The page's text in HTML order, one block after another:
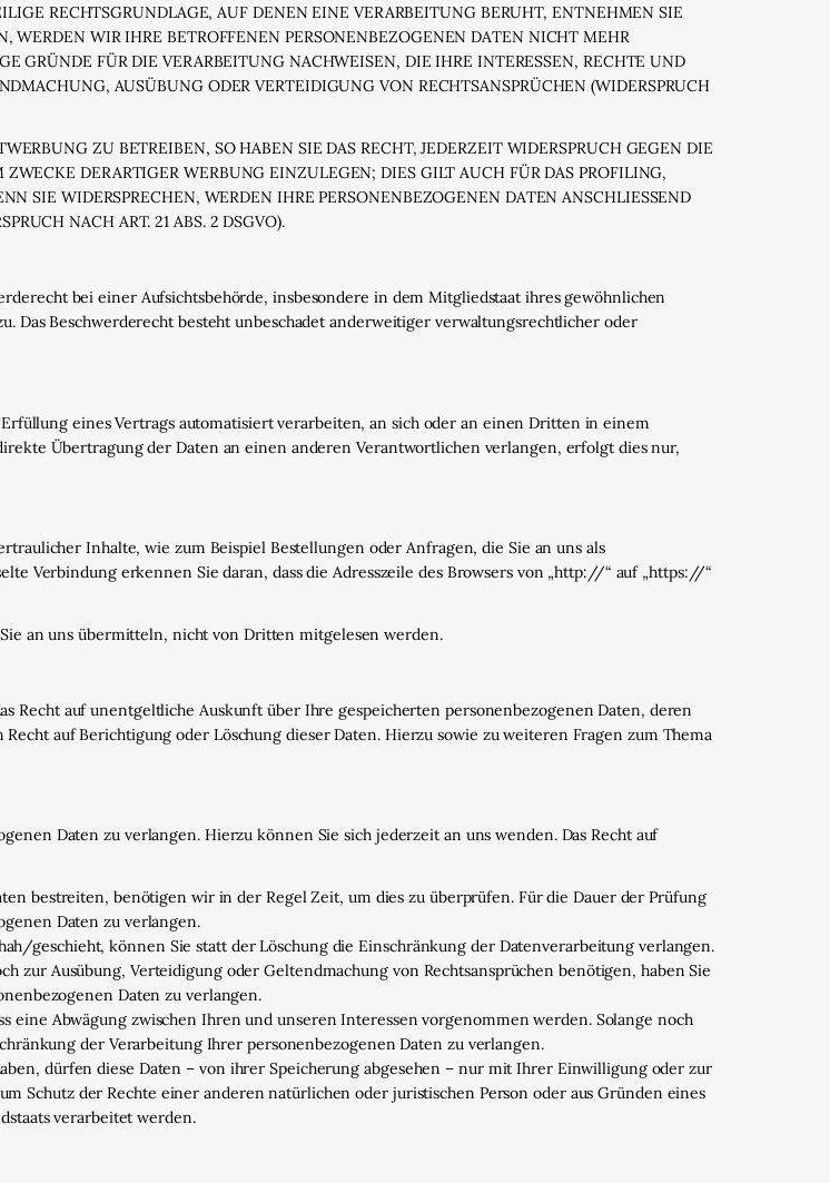
RECHTSGRUNDLAGE, AUF DENEN EINE VERARBEITUNG BERUHT, ENTNEHMEN SIE
WERDEN WIR IHRE BETROFFENEN PERSONENBEZOGENEN DATEN NICHT MEHR
GRÜNDE FÜR DIE VERARBEITUNG NACHWEISEN, DIE IHRE INTERESSEN, RECHTE UND
AUSÜBUNG ODER VERTEIDIGUNG VON RECHTSANSPRÜCHEN (WIDERSPRUCH
ZU BETREIBEN, SO HABEN SIE DAS RECHT, JEDERZEIT WIDERSPRUCH GEGEN DIE
DERARTIGER WERBUNG EINZULEGEN; DIES GILT AUCH FÜR DAS PROFILING,
SIE WIDERSPRECHEN, WERDEN IHRE PERSONENBEZOGENEN DATEN ANSCHLIESSEND
NACH ART. 21 ABS. 2 DSGVO).
bei einer Aufsichtsbehörde, insbesondere in dem Mitgliedstaat ihres gewöhnlichen
Das Beschwerderecht besteht unbeschadet anderweitiger verwaltungsrechtlicher oder
eines Vertrags automatisiert verarbeiten, an sich oder an einen Dritten in einem
Übertragung der Daten an einen anderen Verantwortlichen verlangen, erfolgt dies nur,
Inhalte, wie zum Beispiel Bestellungen oder Anfragen, die Sie an uns als
Verbindung erkennen Sie daran, dass die Adresszeile des Browsers von „http://“ auf „https://“
an uns übermitteln, nicht von Dritten mitgelesen werden.
Recht auf unentgeltliche Auskunft über Ihre gespeicherten personenbezogenen Daten, deren
auf Berichtigung oder Löschung dieser Daten. Hierzu sowie zu weiteren Fragen zum Thema
Daten zu verlangen. Hierzu können Sie sich jederzeit an uns wenden. Das Recht auf
bestreiten, benötigen wir in der Regel Zeit, um dies zu überprüfen. Für die Dauer der Prüfung
Daten zu verlangen.
geschieht, können Sie statt der Löschung die Einschränkung der Datenverarbeitung verlangen.
zur Ausübung, Verteidigung oder Geltendmachung von Rechtsansprüchen benötigen, haben Sie
Daten zu verlangen.
eine Abwägung zwischen Ihren und unseren Interessen vorgenommen werden. Solange noch
der Verarbeitung Ihrer personenbezogenen Daten zu verlangen.
dürfen diese Daten – von ihrer Speicherung abgesehen – nur mit Ihrer Einwilligung oder zur
Schutz der Rechte einer anderen natürlichen oder juristischen Person oder aus Gründen eines
verarbeitet werden.